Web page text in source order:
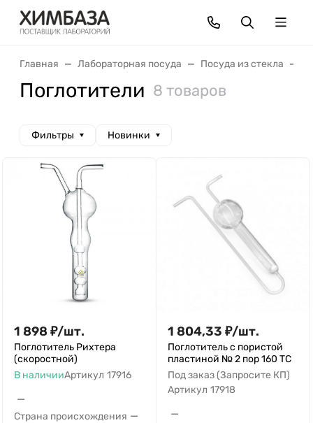
Главная Лабораторная посуда Посуда из стекла
Поглотители 8 товаров
Фильтры Новинки
1 898 ₽/шт.
Поглотитель Рихтера
(скоростной)
В наличииАртикул 17916
—
Страна происхождения —
1 804,33 ₽/шт.
Поглотитель с пористой
пластиной № 2 пор 160 ТС
Под заказ (Запросите КП)
Артикул 17918
—